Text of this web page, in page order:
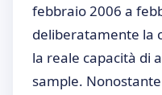
febbraio 2006 a
deliberatamente la
la reale capacità di
sample.